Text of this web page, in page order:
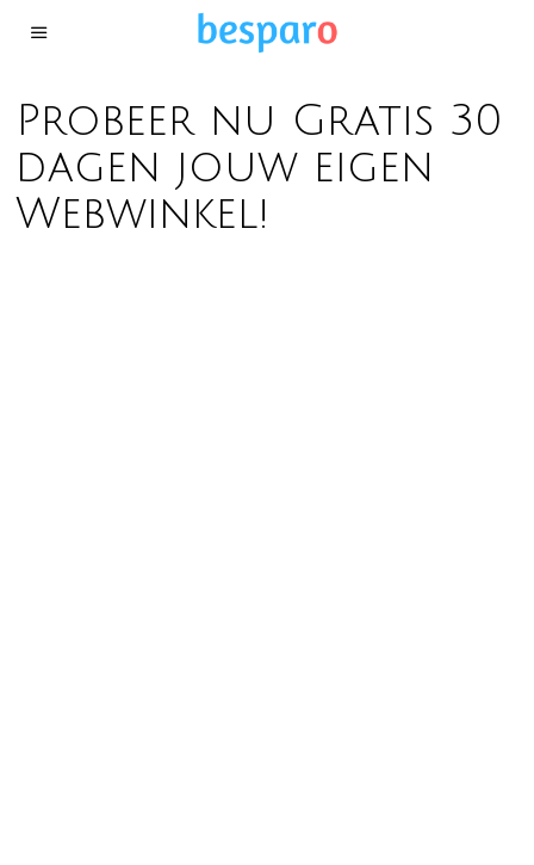
Probeer nu Gratis 30
dagen jouw eigen
Webwinkel!